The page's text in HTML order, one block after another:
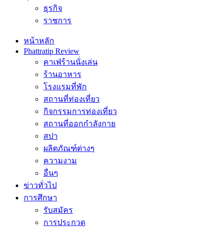
ธุรกิจ
ราชการ
หน้าหลัก
Phattratip Review
คาเฟ่ร้านนั่งเล่น
ร้านอาหาร
โรงแรมที่พัก
สถานที่ท่องเที่ยว
กิจกรรมการท่องเที่ยว
สถานที่ออกกำลังกาย
สปา
ผลิตภัณฑ์ต่างๆ
ความงาม
อื่นๆ
ข่าวทั่วไป
การศึกษา
รับสมัคร
การประกวด